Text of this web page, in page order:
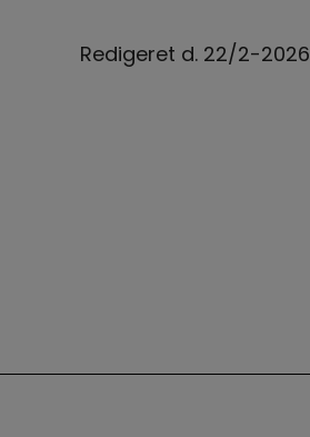
Redigeret d. 22/2-2026